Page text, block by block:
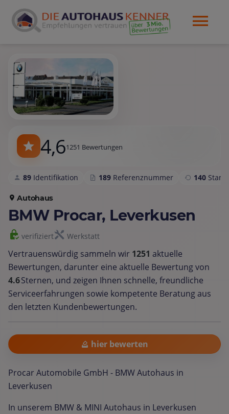
4,61251 Bewertungen
89 Identifikation 189 Referenznummer 140
Autohaus
BMW Procar, Leverkusen
verifiziert Werkstatt
Vertrauenswürdig sammeln wir 1251 aktuelle
Bewertungen, darunter eine aktuelle Bewertung von
4.6Sternen, und zeigen Ihnen schnelle, freundliche
Serviceerfahrungen sowie kompetente Beratung aus
den letzten Kundenbewertungen.
hier bewerten
Procar Automobile GmbH - BMW Autohaus in
Leverkusen
In unserem BMW & MINI Autohaus in Leverkusen